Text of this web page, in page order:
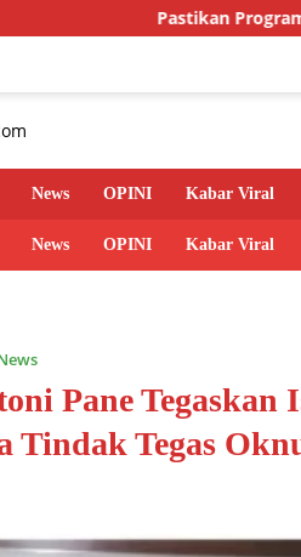
Program Pembangunan
News OPINI Kabar Viral
News OPINI Kabar Viral
Pane Tegaskan
Tindak Tegas